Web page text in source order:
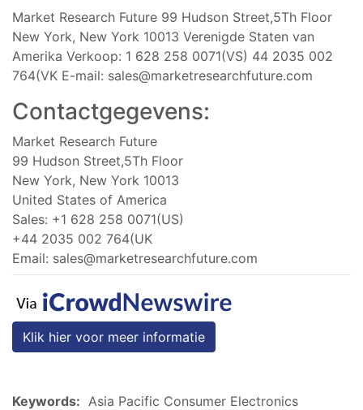
Market Research Future 99 Hudson Street,5Th Floor
New York, New York 10013 Verenigde Staten van
Amerika Verkoop: 1 628 258 0071(VS) 44 2035 002
764(VK E-mail: sales@marketresearchfuture.com
Contactgegevens:
Market Research Future
99 Hudson Street,5Th Floor
New York, New York 10013
United States of America
Sales: +1 628 258 0071(US)
+44 2035 002 764(UK
Email: sales@marketresearchfuture.com
Klik hier voor meer informatie
Keywords: Asia Pacific Consumer Electronics